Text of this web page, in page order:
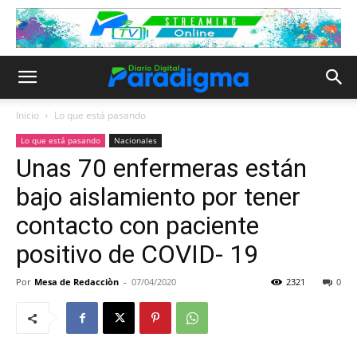
Inicio Lo que está pasando
Lo que está pasando Nacionales
Unas 70 enfermeras están
bajo aislamiento por tener
contacto con paciente
positivo de COVID- 19
Por Mesa de Redacciòn - 07/04/2020 0
2321